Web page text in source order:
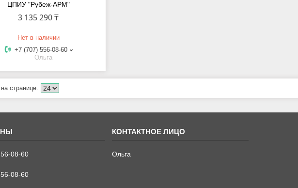
ЦПИУ "Рубеж-АРМ"
3 135 290 ₸
Нет в наличии
+7 (707) 556-08-60
Ольга
08-60
08-60
Ольга